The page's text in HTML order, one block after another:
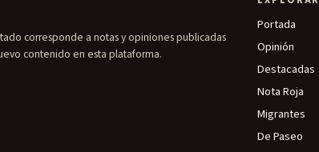
corresponde a notas y opiniones publicadas
contenido en esta plataforma.
Portada
Opinión
Destacadas
Nota Roja
Migrantes
De Paseo